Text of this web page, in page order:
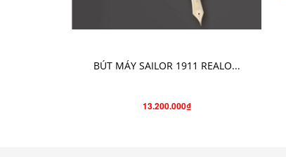
BÚT MÁY SAILOR 1911 REALO...
13.200.000₫